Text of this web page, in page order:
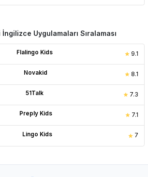
Uygulamaları Sıralaması
Flalingo Kids 9.1
Novakid 8.1
51Talk 7.3
Preply Kids 7.1
Lingo Kids 7